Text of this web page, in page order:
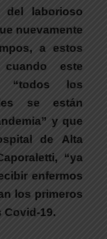
del laborioso
nuevamente
a estos
cuando este
“todos los
se están
y que
de Alta
“ya
enfermos
los primeros
Covid-19.